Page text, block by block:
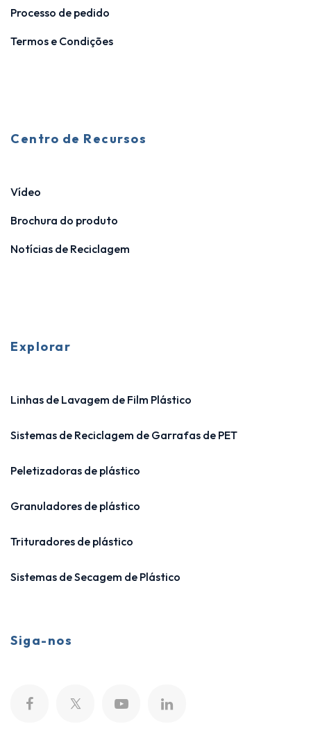
Processo de pedido
Termos e Condições
Centro de Recursos
Vídeo
Brochura do produto
Notícias de Reciclagem
Explorar
Linhas de Lavagem de Film Plástico
Sistemas de Reciclagem de Garrafas de PET
Peletizadoras de plástico
Granuladores de plástico
Trituradores de plástico
Sistemas de Secagem de Plástico
Siga-nos